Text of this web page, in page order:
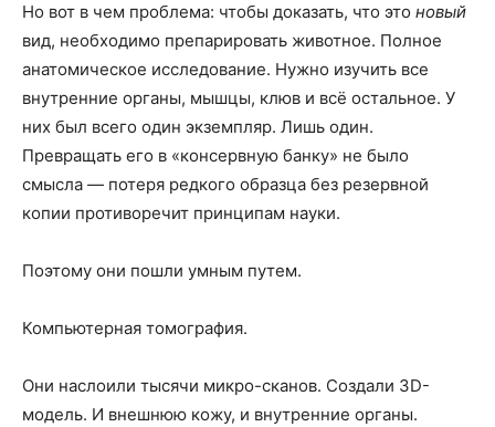
Но вот в чем проблема: чтобы доказать, что это новый
вид, необходимо препарировать животное. Полное
анатомическое исследование. Нужно изучить все
внутренние органы, мышцы, клюв и всё остальное. У
них был всего один экземпляр. Лишь один.
Превращать его в «консервную банку» не было
смысла — потеря редкого образца без резервной
копии противоречит принципам науки.
Поэтому они пошли умным путем.
Компьютерная томография.
Они наслоили тысячи микро-сканов. Создали 3D-
модель. И внешнюю кожу, и внутренние органы.